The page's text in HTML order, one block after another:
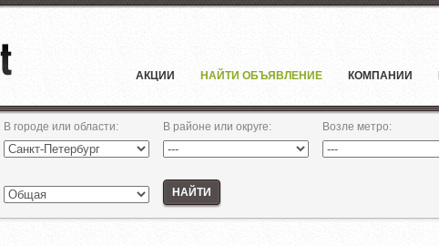
АКЦИИ НАЙТИ ОБЪЯВЛЕНИЕ КОМПАНИИ
В городе или области: В районе или округе: Возле метро:
НАЙТИ